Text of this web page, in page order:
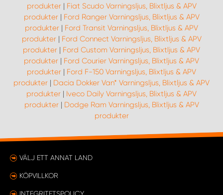
produkter| Fiat Scudo Varningsljus, Blixtljus & APV
produkter| Ford Ranger Varningsljus, Blixtljus & APV
produkter | Ford Transit Varningsljus, Blixtljus & APV
produkter| Ford Connect Varningsljus, Blixtljus & APV
produkter | Ford Custom Varningsljus, Blixtljus & APV
produkter | Ford Courier Varningsljus, Blixtljus & APV
produkter | Ford F-150 Varningsljus, Blixtljus & APV
produkter | Dacia Dokker Van* Varningsljus, Blixtljus & APV
produkter | Iveco Daily Varningsljus, Blixtljus & APV
produkter| Dodge Ram Varningsljus, Blixtljus & APV
produkter
VÄLJ ETT ANNAT LAND
KÖPVILLKOR